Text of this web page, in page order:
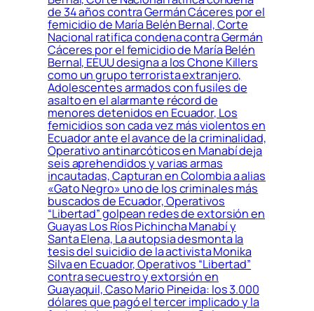
de 34 años contra Germán Cáceres por el
femicidio de María Belén Bernal, Corte
Nacional ratifica condena contra Germán
Cáceres por el femicidio de María Belén
Bernal, EEUU designa a los Chone Killers
como un grupo terrorista extranjero,
Adolescentes armados con fusiles de
asalto en el alarmante récord de
menores detenidos en Ecuador, Los
femicidios son cada vez más violentos en
Ecuador ante el avance de la criminalidad,
Operativo antinarcóticos en Manabí deja
seis aprehendidos y varias armas
incautadas, Capturan en Colombia a alias
«Gato Negro» uno de los criminales más
buscados de Ecuador, Operativos
“Libertad” golpean redes de extorsión en
Guayas Los Ríos Pichincha Manabí y
Santa Elena, La autopsia desmonta la
tesis del suicidio de la activista Monika
Silva en Ecuador, Operativos “Libertad”
contra secuestro y extorsión en
Guayaquil, Caso Mario Pineida: los 3.000
dólares que pagó el tercer implicado y la